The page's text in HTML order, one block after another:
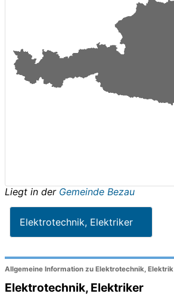
Liegt in der Gemeinde Bezau
Elektrotechnik, Elektriker
Allgemeine Information zu Elektrotechnik, Elektrik
Elektrotechnik, Elektriker